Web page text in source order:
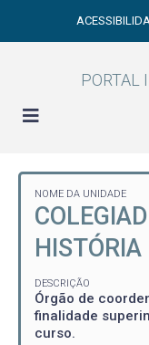
PORTAL
NOME DA UNIDADE
DESCRIÇÃO
Órgão de
finalidade
curso.